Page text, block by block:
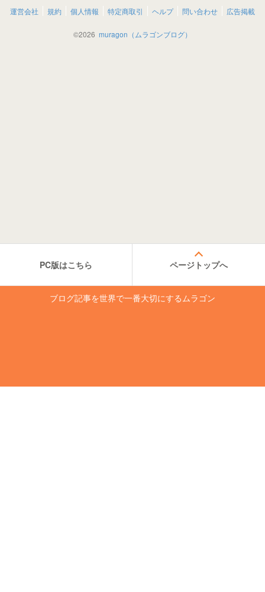
運営会社 規約 個人情報 特定商取引 ヘルプ 問い合わせ 広告掲載
©2026 muragon（ムラゴンブログ）
PC版はこちら ページトップへ
ブログ記事を世界で一番大切にするムラゴン